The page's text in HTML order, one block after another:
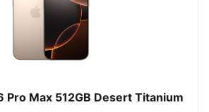
Pro Max 512GB Desert Titanium